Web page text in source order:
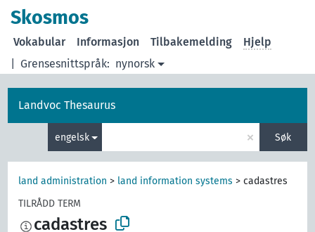
Skosmos
Grensesnittspråk: nynorsk
Vokabular Informasjon Tilbakemelding Hjelp
Landvoc Thesaurus
engelsk × Søk
land administration > land information systems >cadastres
TILRÅDD TERM
cadastres